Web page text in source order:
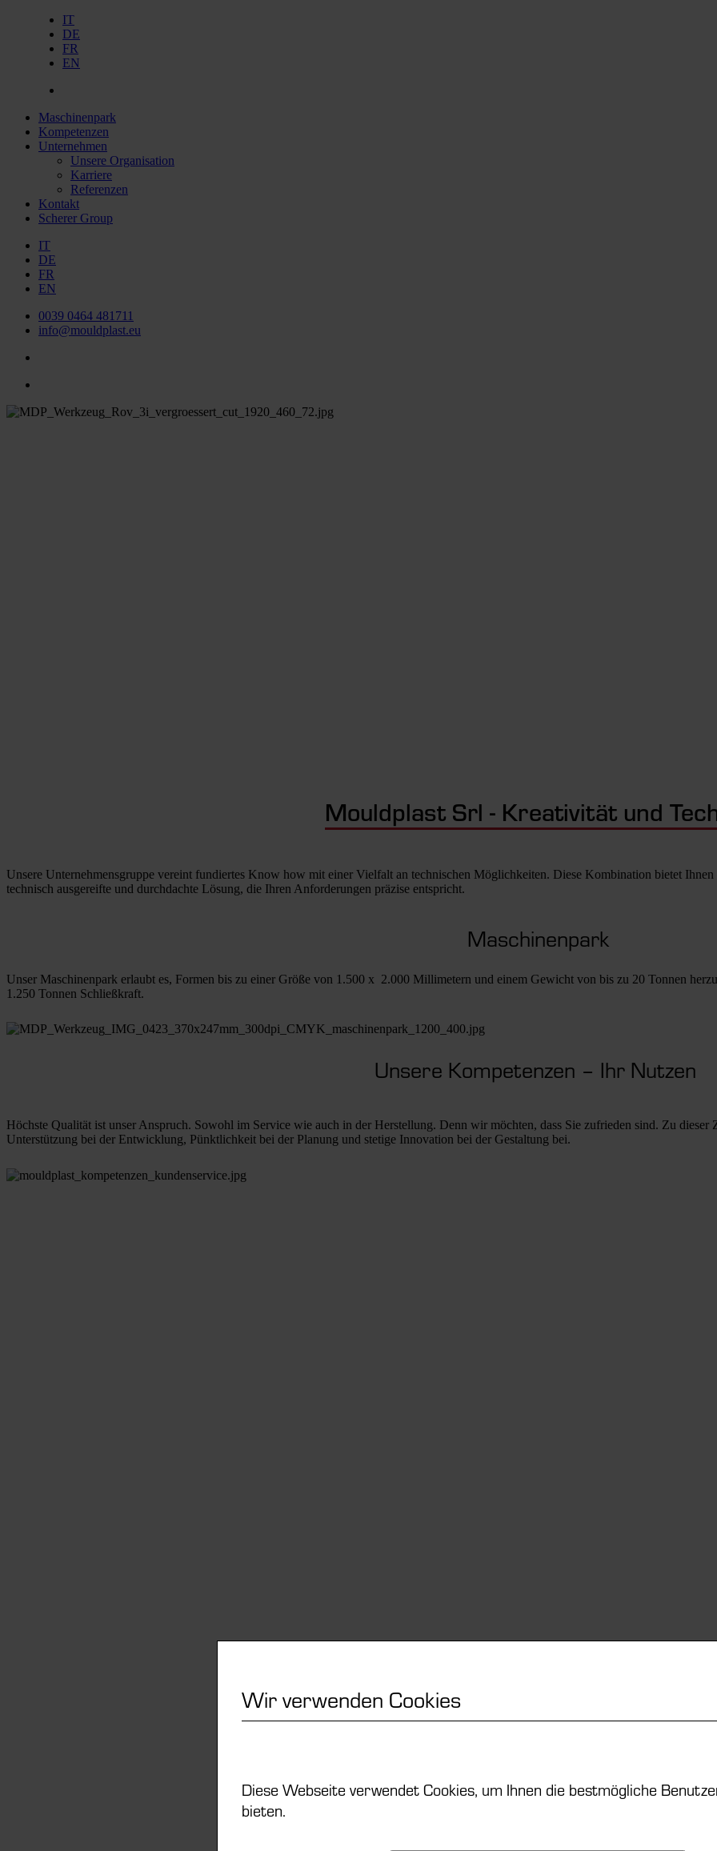
Wir verwenden Cookies
Diese Webseite verwendet Cookies, um Ihnen die bestmögliche
bieten.
IT
DE
FR
EN
Maschinenpark
Kompetenzen
Unternehmen
Unsere Organisation
Karriere
Referenzen
Kontakt
Scherer Group
IT
DE
FR
EN
0039 0464 481711
info@mouldplast.eu
Mouldplast Srl - Kreativität und
Unsere Unternehmensgruppe vereint fundiertes Know how mit einer Vielfalt an technischen Möglichkeiten. Diese Kombination bietet
technisch ausgereifte und durchdachte Lösung, die Ihren Anforderungen präzise entspricht.
Maschinenpark
Unser Maschinenpark erlaubt es, Formen bis zu einer Größe von 1.500 x 2.000 Millimetern und einem Gewicht von bis zu 20 Tonnen
1.250 Tonnen Schließkraft.
Unsere Kompetenzen – Ihr Nutzen
Höchste Qualität ist unser Anspruch. Sowohl im Service wie auch in der Herstellung. Denn wir möchten, dass Sie zufrieden sind. Zu dieser
Unterstützung bei der Entwicklung, Pünktlichkeit bei der Planung und stetige Innovation bei der Gestaltung bei.
Kundenservice